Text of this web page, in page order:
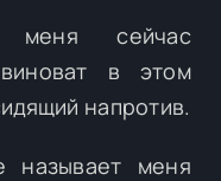
сейчас
в этом
напротив.
меня